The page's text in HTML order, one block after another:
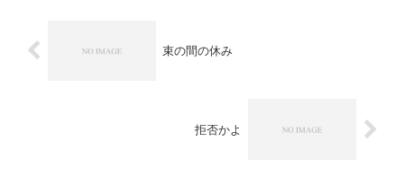
束の間の休み
拒否かよ